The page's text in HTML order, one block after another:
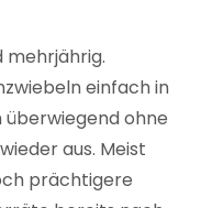
mehrjährig.
einfach in
überwiegend ohne
aus. Meist
prächtigere